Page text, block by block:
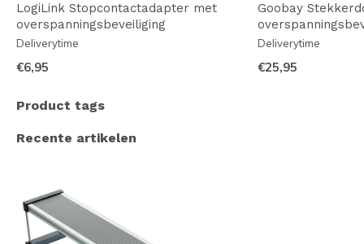
LogiLink Stopcontactadapter met
overspanningsbeveiliging
Deliverytime
€6,95
Goobay
Deliverytime
€25,95
Product tags
Recente artikelen